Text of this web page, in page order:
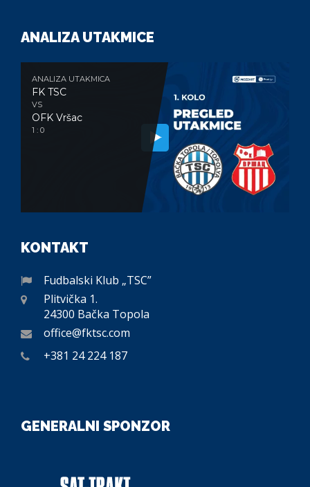
ANALIZA UTAKMICE
ANALIZA UTAKMICA
FK TSC
VS
OFK Vršac
1 : 0
KONTAKT
Fudbalski Klub „TSC”
Plitvička 1.
24300 Bačka Topola
office@fktsc.com
+381 24 224 187
GENERALNI SPONZOR